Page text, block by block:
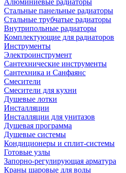
Алюминиевые радиаторы
Стальные панельные радиаторы
Стальные трубчатые радиаторы
Внутрипольные радиаторы
Комплектующие для радиаторов
Инструменты
Электроинструмент
Сантехнические инструменты
Сантехника и Санфаянс
Смесители
Смесители для кухни
Душевые лотки
Инсталляции
Инсталляции для унитазов
Душевая программа
Душевые системы
Кондиционеры и сплит-системы
Готовые узлы
Запорно-регулирующая арматура
Краны шаровые для воды